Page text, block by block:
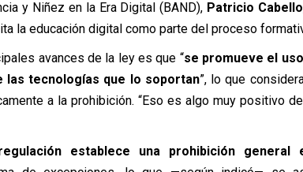
y Niñez en la Era Digital (BAND), Patricio Cabello
la educación digital como parte del proceso
avances de la ley es que “se promueve el
las tecnologías que lo soportan”, lo que
a la prohibición. “Eso es algo muy positivo
establece una prohibición